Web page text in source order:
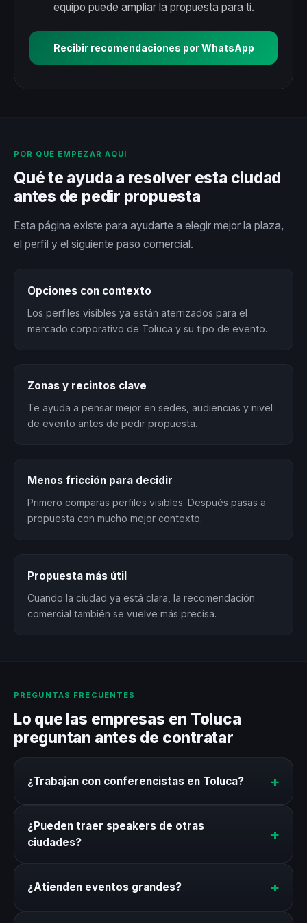
equipo puede ampliar la propuesta para ti.
Recibir recomendaciones por WhatsApp
POR QUÉ EMPEZAR AQUÍ
Qué te ayuda a resolver esta ciudad
antes de pedir propuesta
Esta página existe para ayudarte a elegir mejor la plaza,
el perfil y el siguiente paso comercial.
Opciones con contexto
Los perfiles visibles ya están aterrizados para el
mercado corporativo de Toluca y su tipo de evento.
Zonas y recintos clave
Te ayuda a pensar mejor en sedes, audiencias y nivel
de evento antes de pedir propuesta.
Menos fricción para decidir
Primero comparas perfiles visibles. Después pasas a
propuesta con mucho mejor contexto.
Propuesta más útil
Cuando la ciudad ya está clara, la recomendación
comercial también se vuelve más precisa.
PREGUNTAS FRECUENTES
Lo que las empresas en Toluca
preguntan antes de contratar
¿Trabajan con conferencistas en Toluca? +
disponibles para eventos en Toluca. Coordinamos
talento local y speakers de otras ciudades según el
perfil que necesite tu evento.
¿Pueden traer speakers de otras
ciudades?
+
speakers que viajan a Toluca: vuelos, hospedaje,
¿Atienden eventos grandes? +